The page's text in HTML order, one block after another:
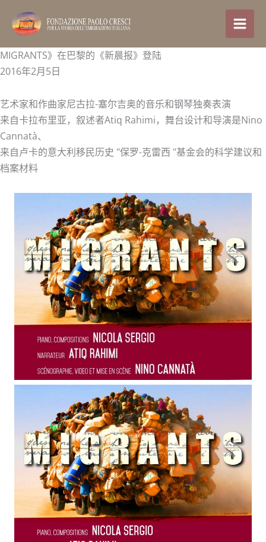
容
MIGRANTS》在巴黎的《新晨报》登陆
2016年2月5日
艺术家和作曲家尼古拉-塞尔吉奥的音乐和钢琴独奏表演
来自卡拉布里亚，叙述者Atiq Rahimi，舞台设计和导演是Nino
Cannatà、
来自卢卡的意大利移民历史 "保罗-克雷西 "基金会的科学建议和
档案材料